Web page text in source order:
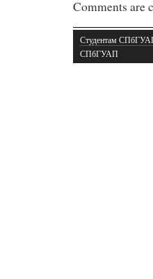
Comments are
Студентам
СПбГУАП